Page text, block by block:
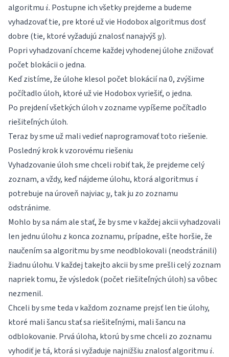
algoritmu i
i. Postupne ich všetky prejdeme a budeme
vyhadzovať tie, pre ktoré už vie Hodobox algoritmus dosť
dobre (tie, ktoré vyžadujú znalosť nanajvýšy
y).
Popri vyhadzovaní chceme každej vyhodenej úlohe znižovať
počet blokácii o jedna.
Keď zistíme, že úlohe klesol počet blokácií na 0, zvýšime
počítadlo úloh, ktoré už vie Hodobox vyriešiť, o jedna.
Po prejdení všetkých úloh v zozname vypíšeme počítadlo
riešiteľných úloh.
Teraz by sme už mali vedieť naprogramovať toto riešenie.
Posledný krok k vzorovému riešeniu
Vyhadzovanie úloh sme chceli robiť tak, že prejdeme celý
zoznam, a vždy, keď nájdeme úlohu, ktorá algoritmus i
i
potrebuje na úroveň najviacy
y, tak ju zo zoznamu
odstránime.
Mohlo by sa nám ale stať, že by sme v každej akcii vyhadzovali
len jednu úlohu z konca zoznamu, prípadne, ešte horšie, že
naučením sa algoritmu by sme neodblokovali (neodstránili)
žiadnu úlohu. V každej takejto akcii by sme prešli celý zoznam
napriek tomu, že výsledok (počet riešiteľných úloh) sa vôbec
nezmenil.
Chceli by sme teda v každom zozname prejsť len tie úlohy,
ktoré mali šancu stať sa riešiteľnými, mali šancu na
odblokovanie. Prvá úloha, ktorú by sme chceli zo zoznamu
vyhodiť je tá, ktorá si vyžaduje najnižšiu znalosť algoritmu i
i.